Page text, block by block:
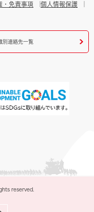
・免責事項
個人情報保護
別連絡先一覧
reserved.